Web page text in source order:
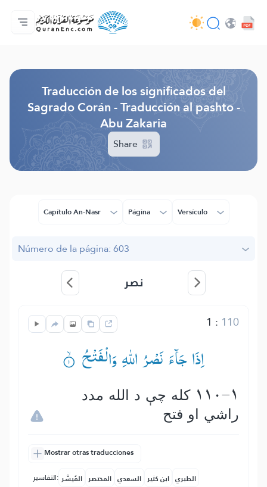
Página principal
Índice de traducciones
Audio
Servicios de desarrolladores - API
Sobre el proyecto
Contáctanos
Idioma
Traducción de los significados del
Sagrado Corán - Traducción al pashto -
Abu Zakaria
Share
Capítulo An-Nasr Página Versículo
Número de la página: 603
نصر
1 : 110
اِذَا جَآءَ نَصْرُ اللّٰهِ وَالْفَتْحُ ۟ۙ
110-1 كله چې د الله مدد
راشي او فتح
Mostrar otras traducciones
التفاسير: المُيسَّر المختصر السعدي ابن كثير الطبري